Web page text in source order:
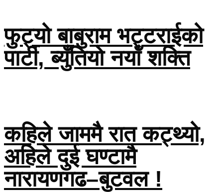
फुट्यो बाबुराम भट्टराईको
पार्टी, ब्युँतियो नयाँ शक्ति
कहिले जाममै रात कट्थ्यो,
अहिले दुई घण्टामै
नारायणगढ–बुटवल !